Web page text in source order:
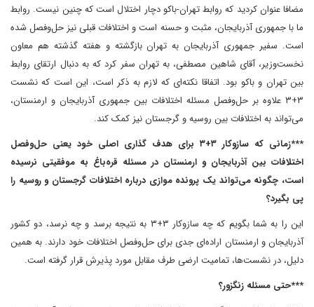
مضافا عنوان کردید که روابط تهران-‌باکو دچار اختلال است که چنین نیست. روابط
ما با جمهوری آذربایجان، مثبت و حسنه‌‌ است و اختلافات قبلی نیز حل‌وفصل شده
است. سفیر جمهوری آذربایجان به تهران بازگشته و هفته گذشته هم معاون
نخست‌وزیر، آقای شاهین مصطفی، به تهران سفر کرد که به دنبال ارتقای روابط
بین تهران و باکو بود. اتفاقا نکته‌ای که لازم به ذکر است، این است که نشست
۳+۳ علاوه بر حل‌وفصل مسئله اختلافات بین جمهوری آذربایجان و ارمنستان،
می‌تواند به اختلافات بین روسیه و گرجستان نیز کمک کند.
***زمانی که سازوکار ۳+۳ برای هدف گذاری اصلی خود یعنی حل‌وفصل
اختلافات بین آذربایجان و ارمنستان در مسئله قره‌باغ به موفقیتی نرسیده
است، چگونه می‌تواند یک پرونده موازی درباره اختلافات گرجستان و روسیه را
پی بگیرد؟
این را به شما بگویم که چه سازوکار ۳+۳ به نتیجه برسد و چه نرسد، دو کشور
آذربایجان و ارمنستان اراده‌ای جدی برای حل‌وفصل اختلافات خود دارند. به همین
دلیل، در نشست‌ها، تمامیت ارضی طرف مقابل مورد پذیرش قرار گرفته است.
***حتی مسئله زنگزور؟